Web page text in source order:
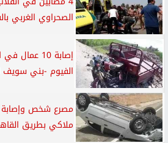
الصحراوي الغربي
إصابة 10
الفيوم -بني سويف
مصرع شخص وإصابة
ملاكي بطريق